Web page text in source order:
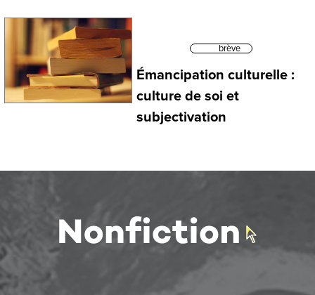
brève
Émancipation culturelle :
culture de soi et
subjectivation